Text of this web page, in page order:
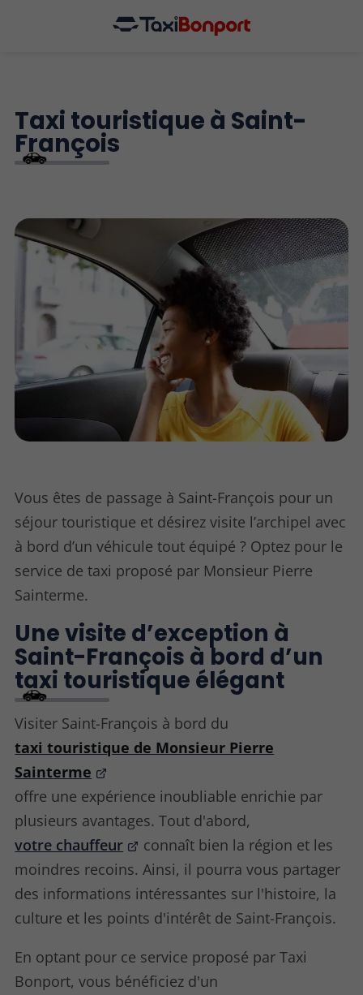
Taxi touristique à Saint-
François
Vous êtes de passage à Saint-François pour un
séjour touristique et désirez visite l’archipel avec
à bord d’un véhicule tout équipé ? Optez pour le
service de taxi proposé par Monsieur Pierre
Sainterme.
Une visite d’exception à
Saint-François à bord d’un
taxi touristique élégant
Visiter Saint-François à bord du
taxi touristique de Monsieur Pierre
Sainterme
offre une expérience inoubliable enrichie par
plusieurs avantages. Tout d'abord,
votre chauffeur
connaît bien la région et les
moindres recoins. Ainsi, il pourra vous partager
des informations intéressantes sur l'histoire, la
culture et les points d'intérêt de Saint-François.
En optant pour ce service proposé par Taxi
Bonport, vous bénéficiez d'un